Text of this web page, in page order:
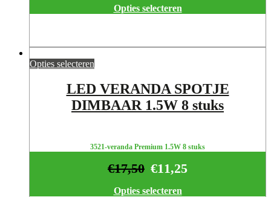
Opties selecteren
Opties selecteren
LED VERANDA SPOTJE
DIMBAAR 1.5W 8 stuks
3521-veranda Premium 1.5W 8 stuks
€11,25
€17,50
Opties selecteren